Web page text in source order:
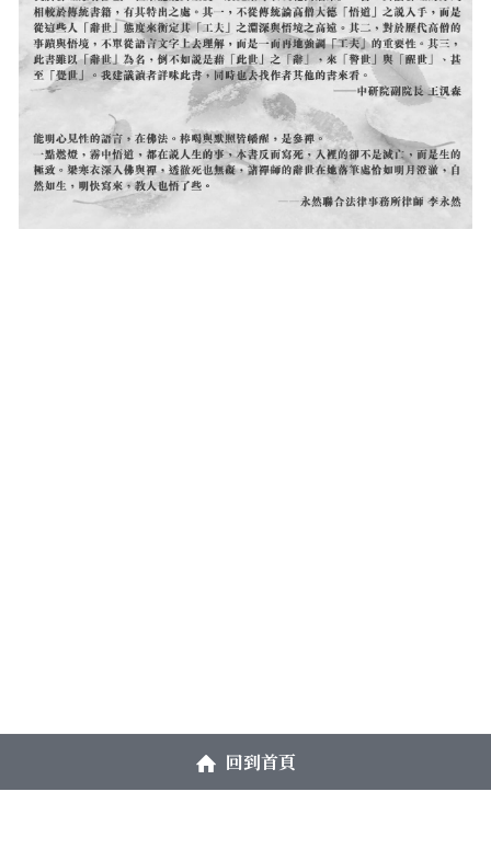
回到首頁